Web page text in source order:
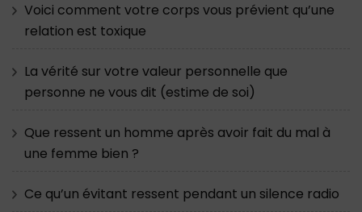
Voici comment votre corps vous prévient qu’une
relation est toxique
La vérité sur votre valeur personnelle que
personne ne vous dit (estime de soi)
Que ressent un homme après avoir fait du mal à
une femme bien ?
Ce qu’un évitant ressent pendant un silence radio